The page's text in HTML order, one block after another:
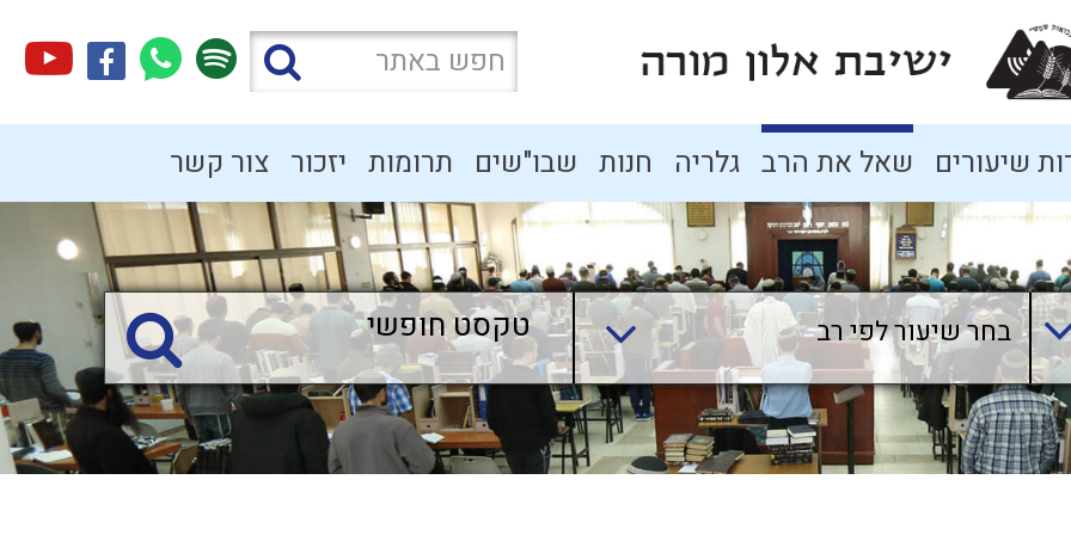
שיעורים שאל את הרב גלריה חנות שבו"שים תרומות יזכור צור קשר
בחר שיעור לפי רב